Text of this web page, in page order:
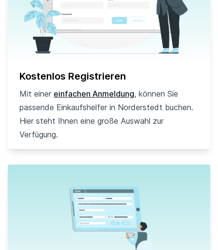
Kostenlos Registrieren
Mit einer einfachen Anmeldung, können Sie
passende Einkaufshelfer in Norderstedt buchen.
Hier steht Ihnen eine große Auswahl zur
Verfügung.